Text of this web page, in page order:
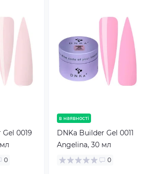
0019
0
в наявності
DNKa Builder Gel 0011
Angelina, 30 мл
0